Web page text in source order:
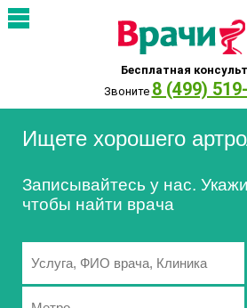
Бесплатная
Звоните 8 (499)
Ищете хорошего
Записывайтесь у нас.
чтобы найти врача